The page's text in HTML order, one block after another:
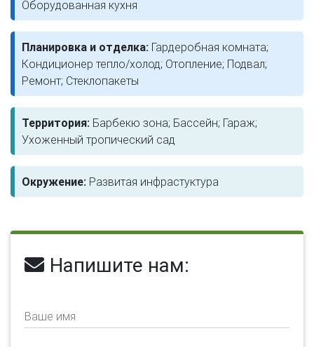
Оборудованная кухня
Планировка и отделка: Гардеробная комната;
Кондиционер тепло/холод; Отопление; Подвал;
Ремонт; Стеклопакеты
Территория: Барбекю зона; Бассейн; Гараж;
Ухоженный тропический сад
Окружение: Развитая инфрастуктура
Напишите нам:
Ваше имя